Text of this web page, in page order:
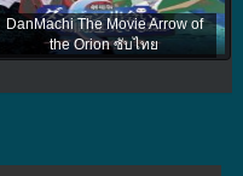
DanMachi The Movie Arrow of
the Orion ซับไทย